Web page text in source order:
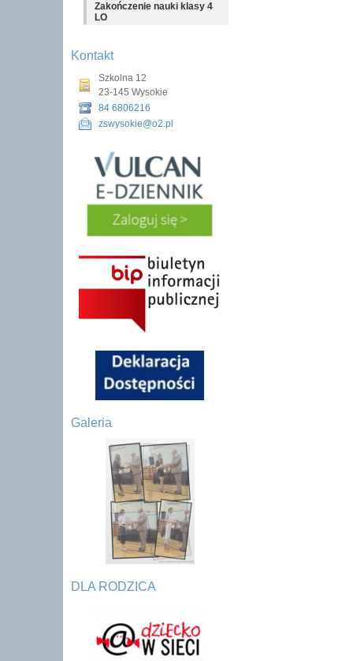
Zakończenie nauki klasy 4
LO
Kontakt
Szkolna 12
23-145 Wysokie
84 6806216
zswysokie@o2.pl
Galeria
DLA RODZICA